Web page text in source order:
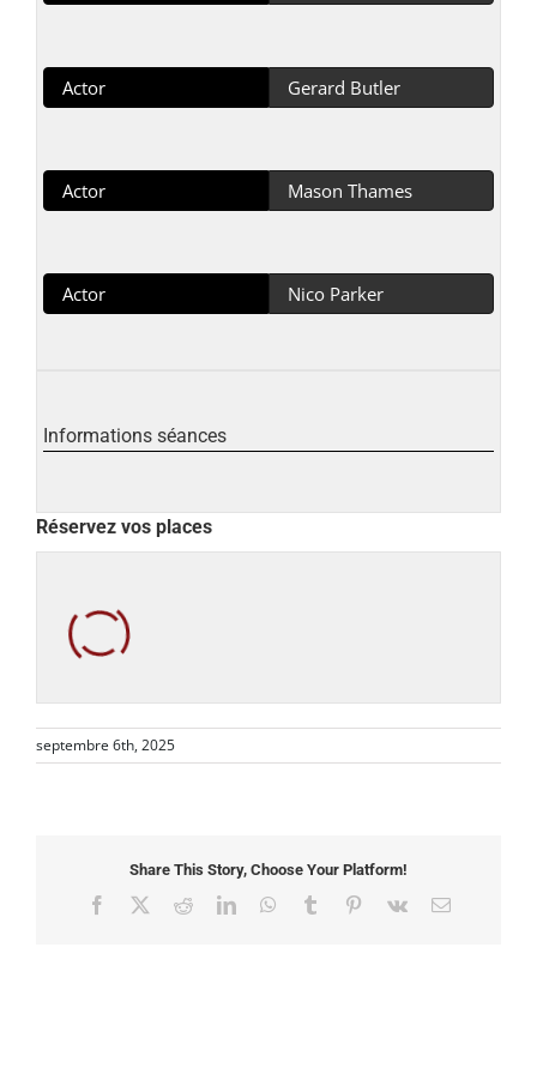
Actor Gerard Butler
Actor Mason Thames
Actor Nico Parker
Informations séances
Réservez vos places
septembre 6th, 2025
Share This Story, Choose Your Platform!
Facebook RedditLinkedInWhatsApp
Tumblr Pinterest
Vk Email